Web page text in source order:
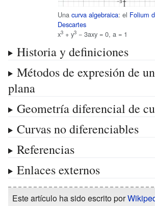
Una curva algebraica: el Folium
Descartes
x3 + y3 − 3axy = 0, a = 1
Historia y definiciones
Métodos de expresión de
plana
Geometría diferencial de
Curvas no diferenciables
Referencias
Enlaces externos
Este artículo ha sido escrito por